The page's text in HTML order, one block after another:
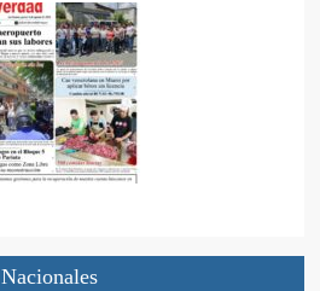
Nacionales